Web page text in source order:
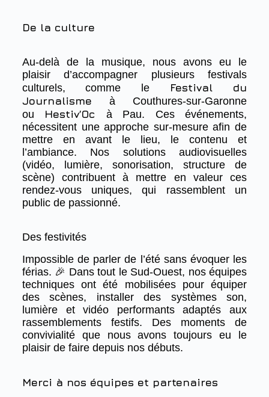
De la culture
Au-delà de la musique, nous avons eu le
plaisir d’accompagner plusieurs festivals
culturels, comme le
Festival du
Journalisme à Couthures-sur-Garonne
ou Hestiv’Oc à Pau. Ces événements,
nécessitent une approche sur-mesure afin de
mettre en avant le lieu, le contenu et
l’ambiance. Nos solutions audiovisuelles
(vidéo, lumière, sonorisation, structure de
scène) contribuent à mettre en valeur ces
rendez-vous uniques, qui rassemblent un
public de passionné.
Des festivités
Impossible de parler de l’été sans évoquer les
férias. 🎉 Dans tout le Sud-Ouest, nos équipes
techniques ont été mobilisées pour équiper
des scènes, installer des systèmes son,
lumière et vidéo performants adaptés aux
rassemblements festifs. Des moments de
convivialité que nous avons toujours eu le
plaisir de faire depuis nos débuts.
Merci à nos équipes et partenaires